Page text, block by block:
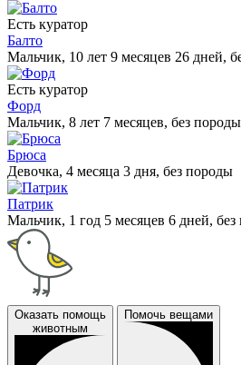
Есть куратор
Балто
Мальчик, 10 лет 9 месяцев 26 дней,
Есть куратор
Форд
Мальчик, 8 лет 7 месяцев, без породы
Брюса
Девочка, 4 месяца 3 дня, без породы
Патрик
Мальчик, 1 год 5 месяцев 6 дней,
Оказать помощь
животным
Помочь вещами